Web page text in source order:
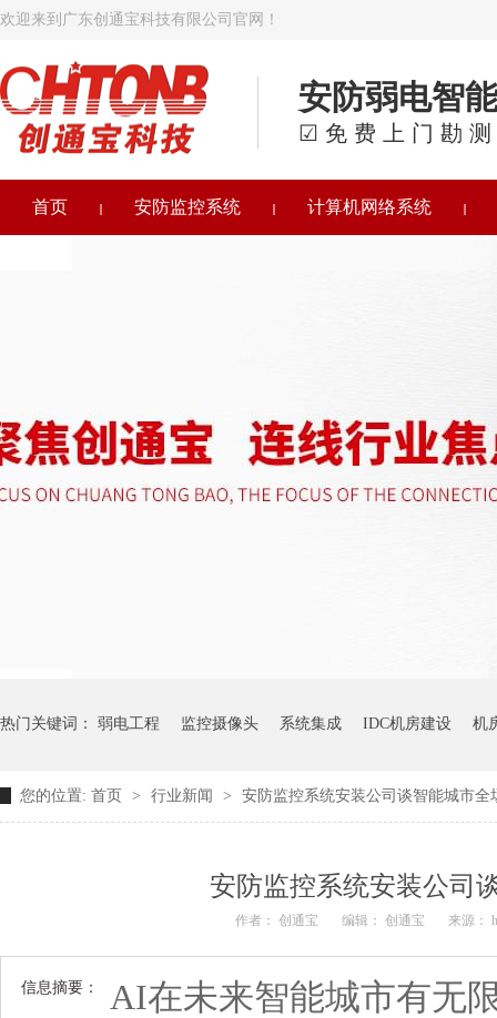
欢迎来到广东创通宝科技有限公司官网！
安防弱电智
☑免费上门勘
首页 安防监控系统 计算机网络系统
热门关键词： 弱电工程 监控摄像头 系统集成 IDC机房建设 机
您的位置: 首页 > 行业新闻 > 安防监控系统安装公司谈智能城市全
安防监控系统安装公司
作者： 创通宝 编辑： 创通宝 来源：
信息摘要：
AI在未来智能城市有无